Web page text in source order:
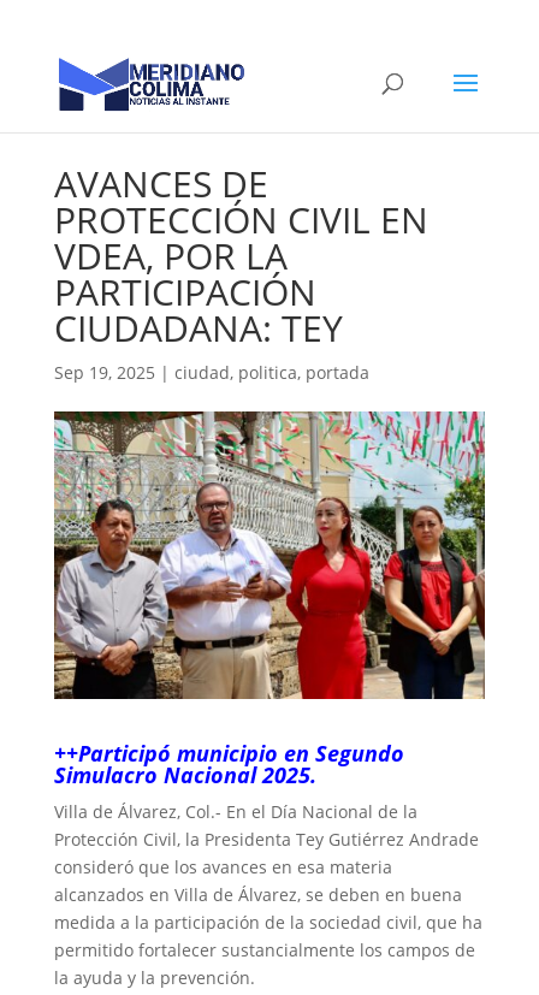
AVANCES DE
PROTECCIÓN CIVIL EN
VDEA, POR LA
PARTICIPACIÓN
CIUDADANA: TEY
Sep 19, 2025 | ciudad, politica, portada
++Participó municipio en Segundo
Simulacro Nacional 2025.
Villa de Álvarez, Col.- En el Día Nacional de la
Protección Civil, la Presidenta Tey Gutiérrez Andrade
consideró que los avances en esa materia
alcanzados en Villa de Álvarez, se deben en buena
medida a la participación de la sociedad civil, que ha
permitido fortalecer sustancialmente los campos de
la ayuda y la prevención.